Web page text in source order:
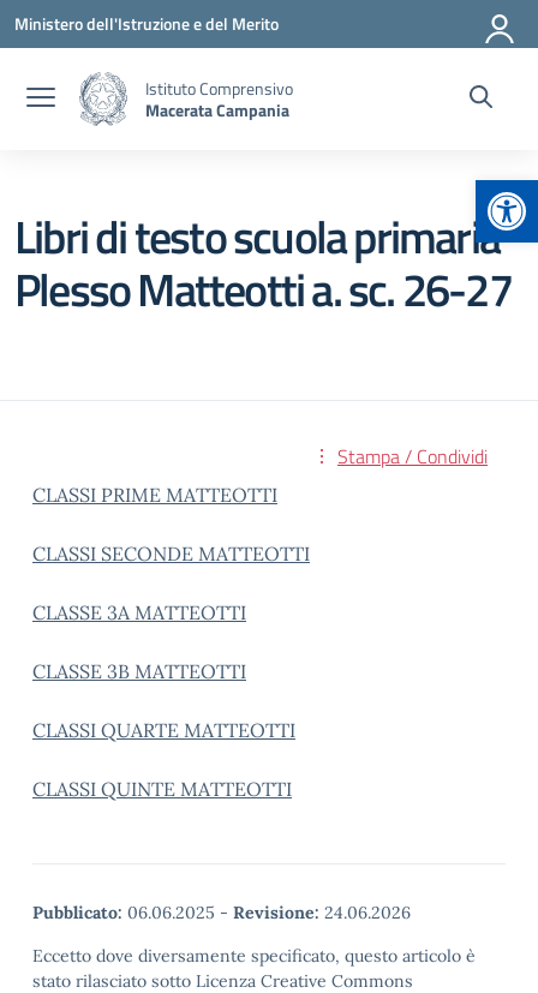
Vai ai contenuti
Vai al menu di navigazione
Vai al footer
Ministero dell'Istruzione e del Merito
Istituto Comprensivo
Macerata Campania
Libri di testo scuola primaria
Plesso Matteotti a. sc. 26-27
Stampa / Condividi
CLASSI PRIME MATTEOTTI
CLASSI SECONDE MATTEOTTI
CLASSE 3A MATTEOTTI
CLASSE 3B MATTEOTTI
CLASSI QUARTE MATTEOTTI
CLASSI QUINTE MATTEOTTI
Pubblicato: 06.06.2025 - Revisione: 24.06.2026
Eccetto dove diversamente specificato, questo articolo è
stato rilasciato sotto Licenza Creative Commons